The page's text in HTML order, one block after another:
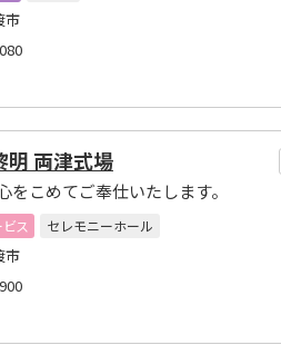
市
明 両津式場
こめてご奉仕いたします。
ス
セレモニーホール
市